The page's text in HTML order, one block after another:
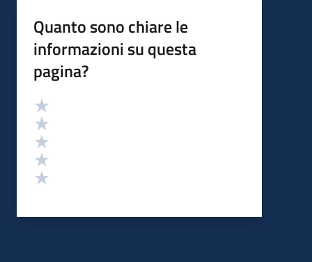
Quanto sono chiare le
informazioni su questa
pagina?
Valutazione